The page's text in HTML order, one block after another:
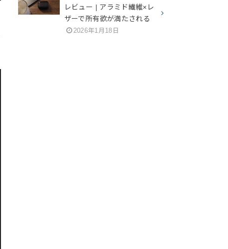
レビュー | アラミド繊維×レ
ザーで所有欲が満たされる
2026年1月18日